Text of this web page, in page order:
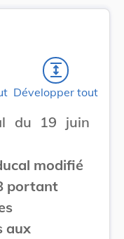
expand
Développer tout
du 19 juin
modifié
portant
aux